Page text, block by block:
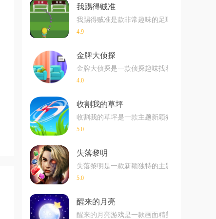
我踢得贼准
我踢得贼准是款非常趣味的足球射门闯关小
4.9
金牌大侦探
金牌大侦探是一款侦探趣味找茬玩法的游戏
4.0
收割我的草坪
收割我的草坪是一款主题新颖独特的超解压
5.0
失落黎明
失落黎明是一款新颖独特的主题消除游戏在
5.0
醒来的月亮
醒来的月亮游戏是一款画面精美，场景设计